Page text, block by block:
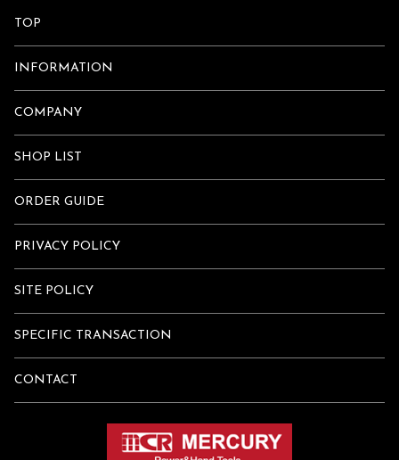
TOP
INFORMATION
COMPANY
SHOP LIST
ORDER GUIDE
PRIVACY POLICY
SITE POLICY
SPECIFIC TRANSACTION
CONTACT